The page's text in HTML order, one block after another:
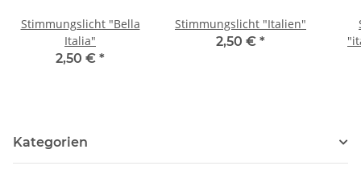
Stimmungslicht "Bella
Italia"
2,50 € *
Stimmungslicht "Italien"
2,50 € *
Kategorien